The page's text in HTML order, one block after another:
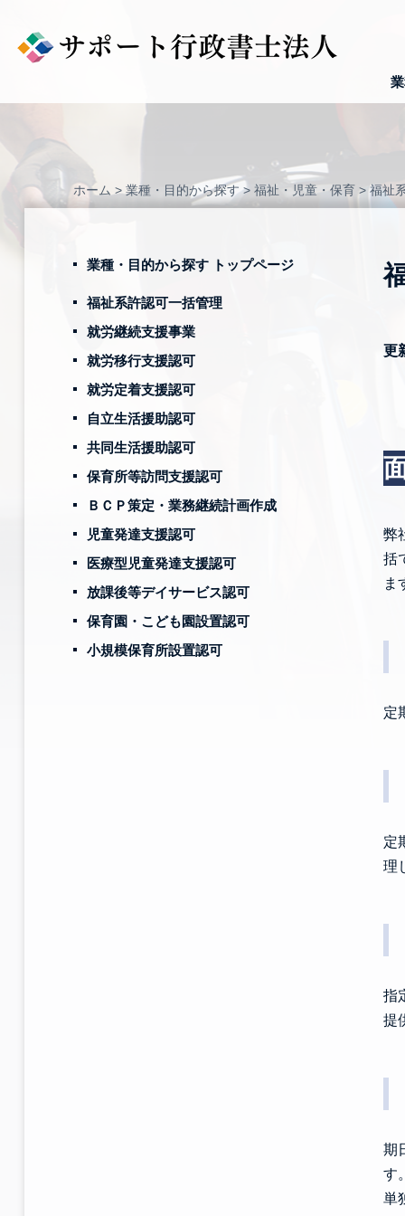
content
ホーム > 業種・目的から探す> 福祉・児童・保育>福祉
更
弊
括
ま
定
定
理
指
提
期
す
単
業種・目的から探す トップページ
福祉系許認可一括管理
就労継続支援事業
就労移行支援認可
就労定着支援認可
自立生活援助認可
共同生活援助認可
保育所等訪問支援認可
ＢＣＰ策定・業務継続計画作成
児童発達支援認可
医療型児童発達支援認可
放課後等デイサービス認可
保育園・こども園設置認可
小規模保育所設置認可